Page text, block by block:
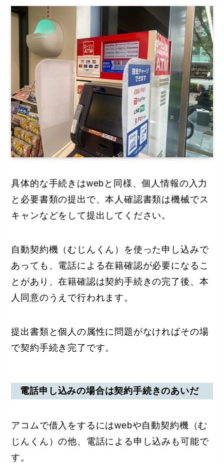
具体的な手続きはwebと同様、個人情報の入力
と必要書類の提出で、本人確認書類は機械でス
キャンなどをして提出してください。
自動契約機（むじんくん）を使った申し込みで
あっても、電話による在籍確認が必要になるこ
とがあり、在籍確認は契約手続きの完了後、本
人同意のうえで行われます。
提出書類と個人の属性に問題がなければその場
で契約手続き完了です。
電話申し込みの場合は契約手続きのあいだ
アコムで借入をするにはwebや自動契約機（む
じんくん）の他、電話による申し込みも可能で
す。